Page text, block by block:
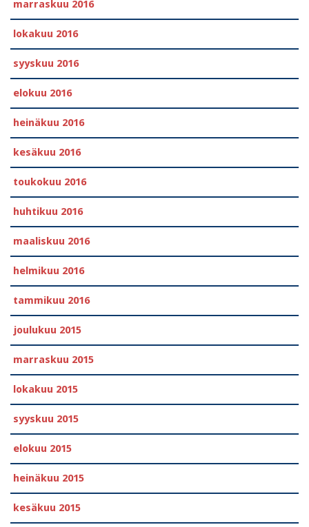
marraskuu 2016
lokakuu 2016
syyskuu 2016
elokuu 2016
heinäkuu 2016
kesäkuu 2016
toukokuu 2016
huhtikuu 2016
maaliskuu 2016
helmikuu 2016
tammikuu 2016
joulukuu 2015
marraskuu 2015
lokakuu 2015
syyskuu 2015
elokuu 2015
heinäkuu 2015
kesäkuu 2015